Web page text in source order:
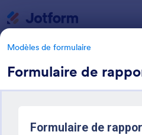
Modèles de formulaire
Formulaire de
Modèles de formulaire
Catégories des modèles de